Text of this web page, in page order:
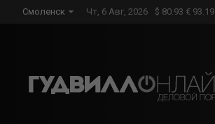
Смоленск Чт, 6 Авг, 2026 $ 80.93 € 93.19